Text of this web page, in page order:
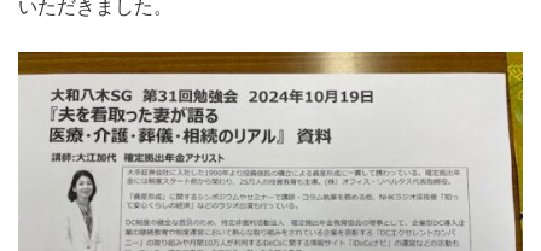
いただきました。